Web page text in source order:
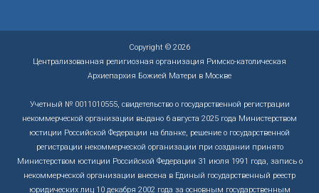
Copyright © 2026
Централизованная религиозная организация Римско-католическая
Архиепархия Божией Матери в Москве
Учетный № 0011010555, свидетельство о государственной регистрации
некоммерческой организации выдано 6 августа 2025 года Министерством
юстиции Российской Федерации на бланке, решение о государственной
регистрации некоммерческой организации при создании принято
Министерством юстиции Российской Федерации 31 июля 1991 года, запись о
некоммерческой организации внесена в Единый государственный реестр
юридических лиц 10 декабря 2002 года за основным государственным